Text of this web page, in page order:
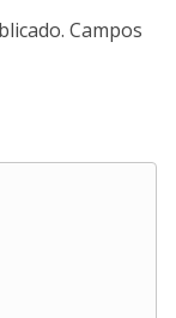
Campos